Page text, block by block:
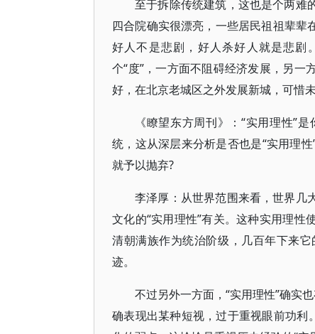
至于拆除传统建筑，这也是个两难
四合院确实很漂亮，一些居民祖祖辈
好人不是悲剧，好人杀好人就是悲剧
个“度”，一方面不阻碍经济发展，另
好，在北京老城区之外发展新城，可惜未
《瞭望东方周刊》：“实用理性”
统，这从深层来分析是否也是“实用理
就予以抛弃?
李泽厚：从世界范围来看，世界几
文化的“实用理性”有关。这种实用理性
清朝满族作为统治阶级，几百年下来
迹。
不过另外一方面，“实用理性”确实
确表现出某种短视，过于重视眼前功利